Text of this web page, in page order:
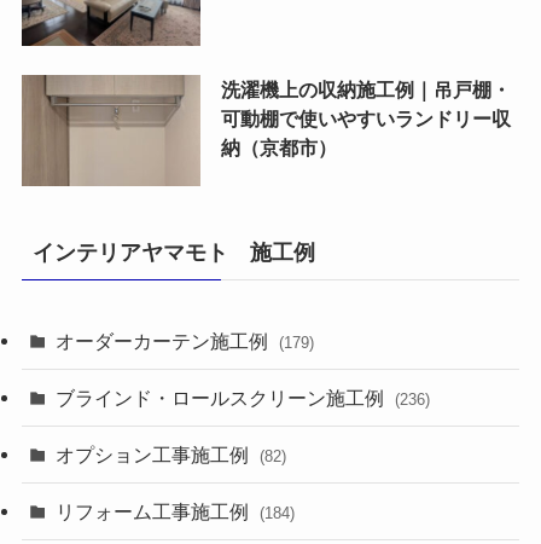
洗濯機上の収納施工例｜吊戸棚・
可動棚で使いやすいランドリー収
納（京都市）
インテリアヤマモト 施工例
オーダーカーテン施工例 (179)
ブラインド・ロールスクリーン施工例 (236)
オプション工事施工例 (82)
リフォーム工事施工例 (184)